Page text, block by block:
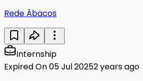
Rede Ábacos
Internship
Expired On 05 Jul 20252 years ago